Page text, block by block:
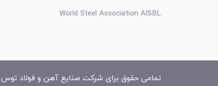
World Steel Association AISBL
تمامی حقوق برای شرکت صنایع آهن و فولاد